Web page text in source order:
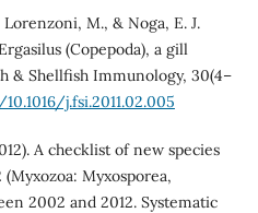
M., & Noga, E. J.
(Copepoda), a gill
& Shellfish Immunology, 30(4–
j.fsi.2011.02.005
A checklist of new species
Myxosporea,
2002 and 2012. Systematic